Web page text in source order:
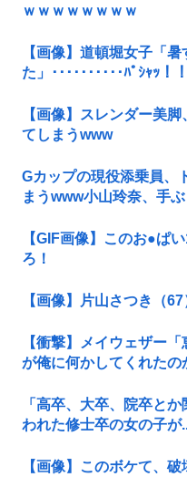
ｗｗｗｗｗｗｗｗ
【画像】道頓堀女子「
た」･･････････ﾊﾟｼｬｯ！！
【画像】スレンダー美
てしまうwww
Gカップの現役添乗員、
まうwww小山玲奈、手
【GIF画像】このお●ぱ
ろ！
【画像】片山さつき（
【衝撃】メイウェザー
が俺に何かしてくれた
「高卒、大卒、院卒と
われた修士卒の女の子が
【画像】このボケて、